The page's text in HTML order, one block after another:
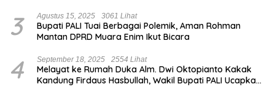
3 Agustus 15, 2025 3061 Lihat
Bupati PALI Tuai Berbagai Polemik, Aman Rohman
Mantan DPRD Muara Enim Ikut Bicara
4 September 18, 2025 2554 Lihat
Melayat ke Rumah Duka Alm. Dwi Oktopianto Kakak
Kandung Firdaus Hasbullah, Wakil Bupati PALI Ucapkan